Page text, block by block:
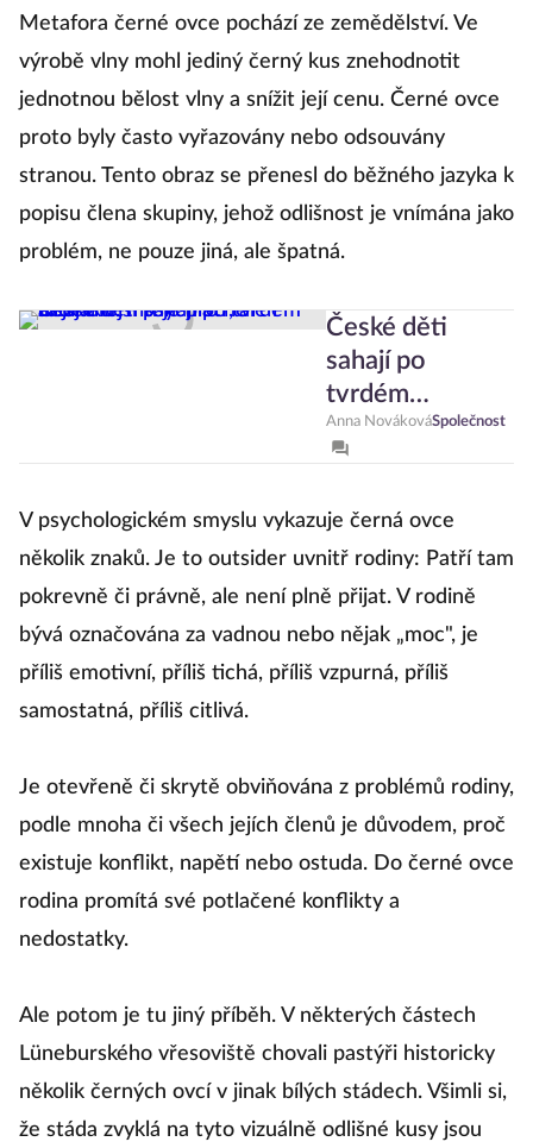
Metafora černé ovce pochází ze zemědělství. Ve
výrobě vlny mohl jediný černý kus znehodnotit
jednotnou bělost vlny a snížit její cenu. Černé ovce
proto byly často vyřazovány nebo odsouvány
stranou. Tento obraz se přenesl do běžného jazyka k
popisu člena skupiny, jehož odlišnost je vnímána jako
problém, ne pouze jiná, ale špatná.
České děti
sahají po
tvrdém
alkoholu. Pití je
pro ně
psychiatr, ale i
zabiják
Anna NovákováSpolečnost
V psychologickém smyslu vykazuje černá ovce
několik znaků. Je to outsider uvnitř rodiny: Patří tam
pokrevně či právně, ale není plně přijat. V rodině
bývá označována za vadnou nebo nějak „moc", je
příliš emotivní, příliš tichá, příliš vzpurná, příliš
samostatná, příliš citlivá.
Je otevřeně či skrytě obviňována z problémů rodiny,
podle mnoha či všech jejích členů je důvodem, proč
existuje konflikt, napětí nebo ostuda. Do černé ovce
rodina promítá své potlačené konflikty a
nedostatky.
Ale potom je tu jiný příběh. V některých částech
Lüneburského vřesoviště chovali pastýři historicky
několik černých ovcí v jinak bílých stádech. Všimli si,
že stáda zvyklá na tyto vizuálně odlišné kusy jsou